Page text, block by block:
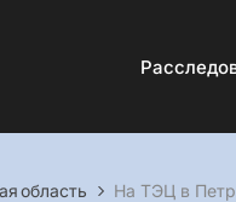
область На ТЭЦ в